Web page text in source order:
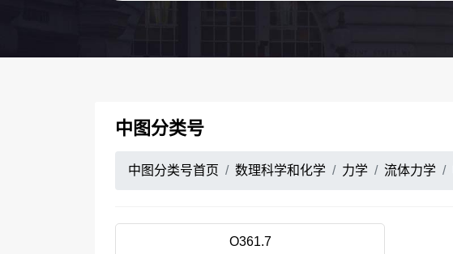
中图分类号
中图分类号首页 数理科学和化学 力学 流体力学
O361.7